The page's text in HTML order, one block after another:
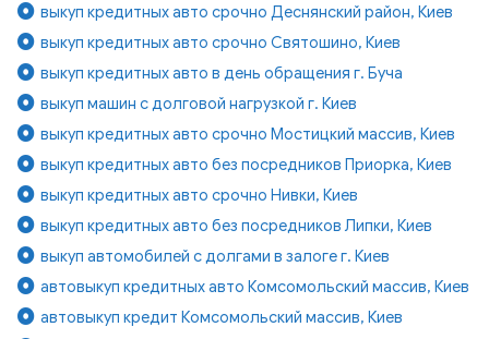
выкуп кредитных авто срочно Деснянский район, Киев
выкуп кредитных авто срочно Святошино, Киев
выкуп кредитных авто в день обращения г. Буча
выкуп машин с долговой нагрузкой г. Киев
выкуп кредитных авто срочно Мостицкий массив, Киев
выкуп кредитных авто без посредников Приорка, Киев
выкуп кредитных авто срочно Нивки, Киев
выкуп кредитных авто без посредников Липки, Киев
выкуп автомобилей с долгами в залоге г. Киев
автовыкуп кредитных авто Комсомольский массив, Киев
автовыкуп кредит Комсомольский массив, Киев